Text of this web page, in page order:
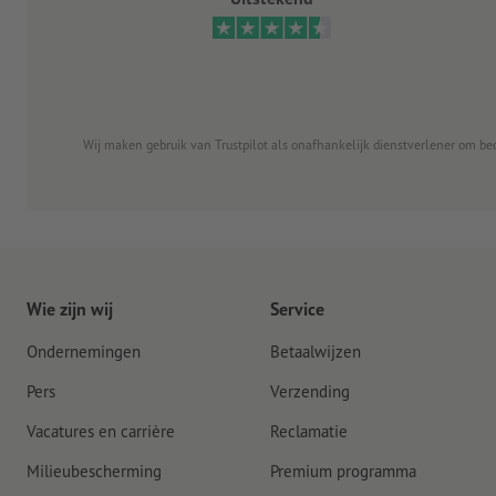
Wij maken gebruik van Trustpilot als onafhankelijk dienstverlener om
Wie zijn wij
Ondernemingen
Pers
Vacatures en carrière
Milieubescherming
Service
Betaalwijzen
Verzending
Reclamatie
Premium programma